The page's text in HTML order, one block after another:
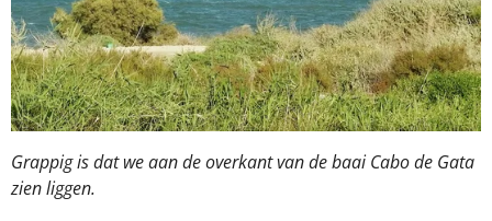
Grappig is dat we aan de overkant van de baai Cabo de Gata
zien liggen.